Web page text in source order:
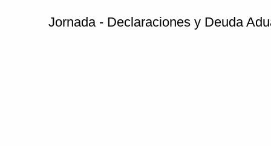
Jornada - Declaraciones y Deuda